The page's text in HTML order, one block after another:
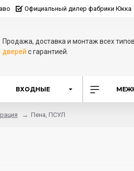
Официальный дилер фабрики Юкка
Продажа, доставка и монтаж всех
дверей с гарантией.
ВХОДНЫЕ
Пена, ПСУЛ